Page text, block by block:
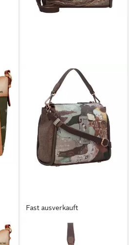
Fast ausverkauft
Schultertasche Core